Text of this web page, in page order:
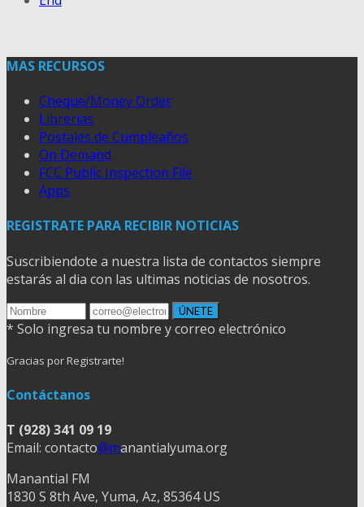
MAS RECURSOS
Cheque/Money Order
Librerias
Postales de Cumpleaños
On Demand
FCC Public Inspection File
Apps
REGISTRATE PARA RECIBIR NOTICIAS
Suscribiendote a nuestra lista de contactos siempre
estarás al dia con las ultimas noticias de nosotros.
* Solo ingresa tu nombre y correo electrónico
Gracias por Registrarte!
Contáctanos
T (928) 341 09 19
Email: contacto@manantialyuma.org
Manantial FM
1830 S 8th Ave, Yuma, Az, 85364 US